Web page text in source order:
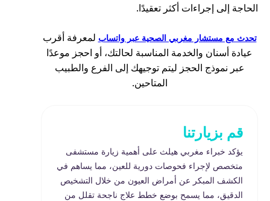
الحاجة إلى إجراءات أكثر تعقيدًا.
تحدث مع مستشار مغربي الصحية عبر واتساب لمعرفة أقرب
عيادة أسنان والخدمة المناسبة لحالتك، أو احجز موعدًا
عبر نموذج الحجز ليتم توجيهك إلى الفرع والطبيب
المتاحين.
قم بزيارتنا
يؤكد خبراء مغربي هيلث على أهمية زيارة مستشفى
متخصص لإجراء فحوصات دورية للعين، مما يساهم في
الكشف المبكر عن أمراض العيون من خلال التشخيص
الدقيق، مما يسمح بوضع خطط علاج ناجحة تقلل من